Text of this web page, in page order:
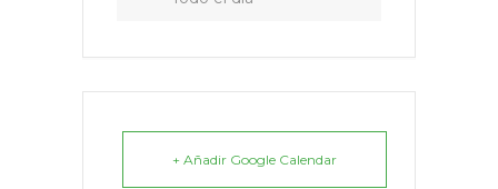
+ Añadir Google Calendar